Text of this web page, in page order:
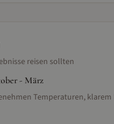
reisen sollten
- März
Temperaturen,